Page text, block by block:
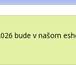
bude v našom